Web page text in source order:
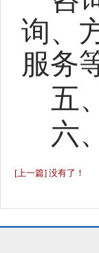
询、
服务
五
六
[上一篇] 没有了！